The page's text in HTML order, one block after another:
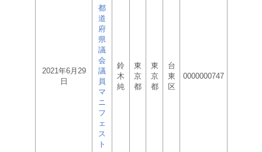
2021年6月29
日
都
道
府
県
議
会
議
員
マ
ニ
フ
ェ
ス
ト
鈴
木
純
東
京
都
東
京
都
台
東
区
0000000747